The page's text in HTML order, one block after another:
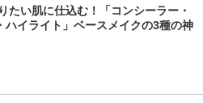
たい肌に仕込む！「コンシーラー・
ハイライト」ベースメイクの3種の神